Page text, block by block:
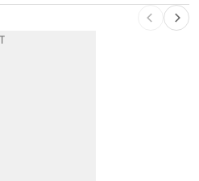
서류 하나만 빠져도 영주권·비자 거부…심사관 재량권 대폭 확대